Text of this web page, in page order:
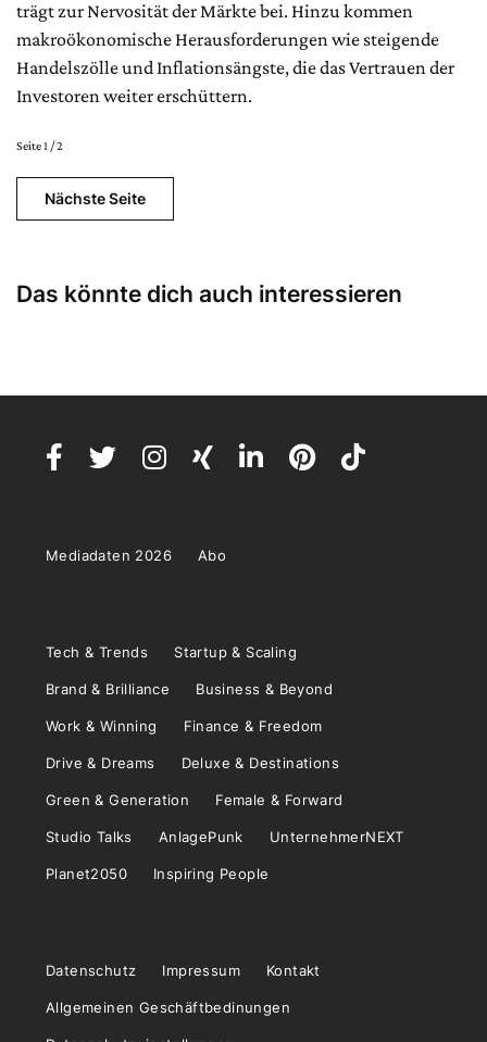
trägt zur Nervosität der Märkte bei. Hinzu kommen
makroökonomische Herausforderungen wie steigende
Handelszölle und Inflationsängste, die das Vertrauen der
Investoren weiter erschüttern.
Seite 1 / 2
Nächste Seite
Das könnte dich auch interessieren
Mediadaten 2026 Abo
Tech & Trends Startup & Scaling
Brand & Brilliance Business & Beyond
Work & Winning Finance & Freedom
Drive & Dreams Deluxe & Destinations
Green & Generation Female & Forward
Studio Talks AnlagePunk UnternehmerNEXT
Planet2050 Inspiring People
Datenschutz Impressum Kontakt
Allgemeinen Geschäftbedinungen